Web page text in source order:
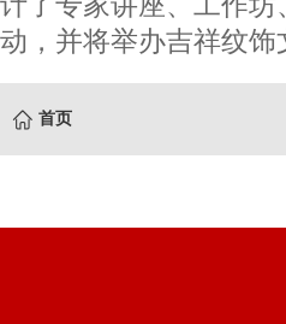
动，并将举办吉祥纹
首页